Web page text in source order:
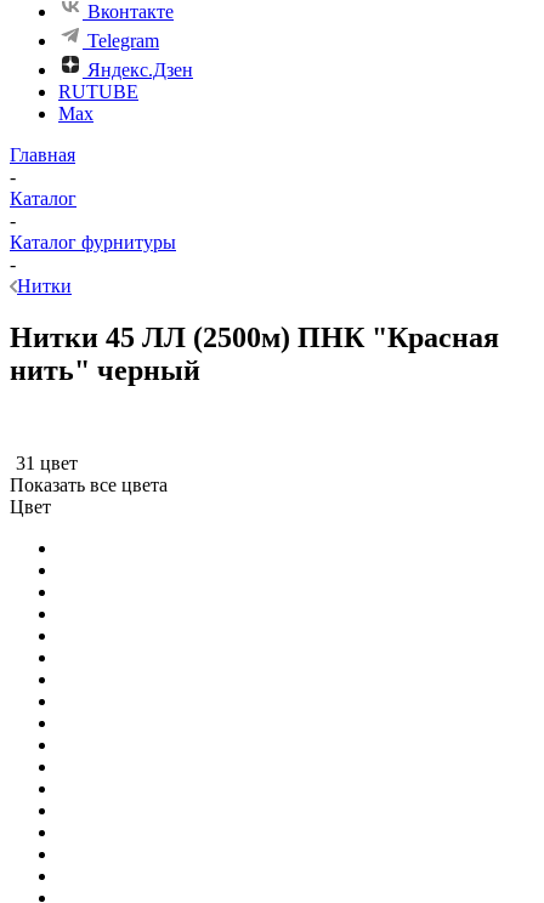
Вконтакте
Telegram
Яндекс.Дзен
RUTUBE
Max
Главная
-
Каталог
-
Каталог фурнитуры
-
Нитки
Нитки 45 ЛЛ (2500м) ПНК "Красная
нить" черный
31 цвет
Показать все цвета
Цвет